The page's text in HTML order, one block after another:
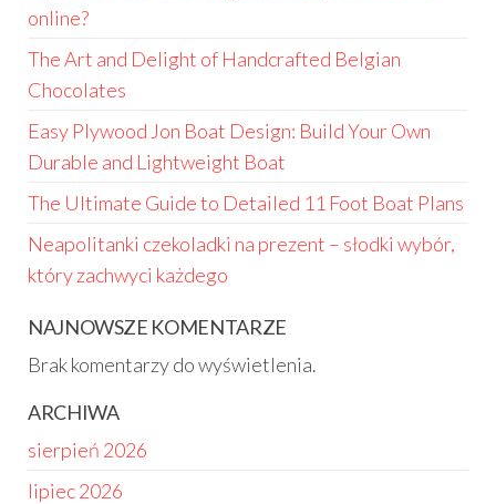
online?
The Art and Delight of Handcrafted Belgian
Chocolates
Easy Plywood Jon Boat Design: Build Your Own
Durable and Lightweight Boat
The Ultimate Guide to Detailed 11 Foot Boat Plans
Neapolitanki czekoladki na prezent – słodki wybór,
który zachwyci każdego
NAJNOWSZE KOMENTARZE
Brak komentarzy do wyświetlenia.
ARCHIWA
sierpień 2026
lipiec 2026